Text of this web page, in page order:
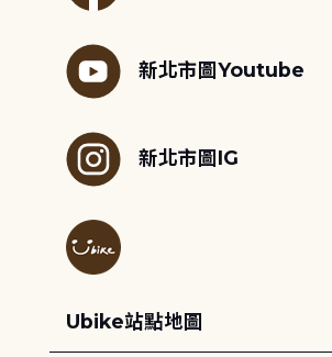
新北市圖Youtube
新北市圖IG
Ubike站點地圖